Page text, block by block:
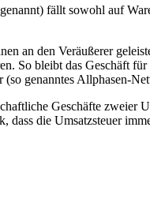
fällt sowohl auf
an den Veräußerer
So bleibt das Geschäft
(so genanntes Allphasen-
Geschäfte zweier
die Umsatzsteuer